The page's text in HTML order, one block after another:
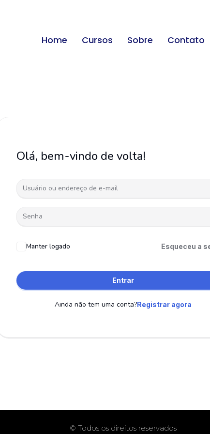
Home Cursos Sobre Contato
Olá, bem-vindo de volta!
Manter logado Esqueceu a
Entrar
Ainda não tem uma conta?Registrar agora
© Todos os direitos reservados